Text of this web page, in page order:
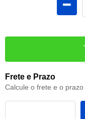
Frete e Prazo
Calcule o frete e o